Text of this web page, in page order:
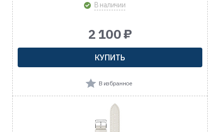
В наличии
2 100 ₽
КУПИТЬ
В избранное